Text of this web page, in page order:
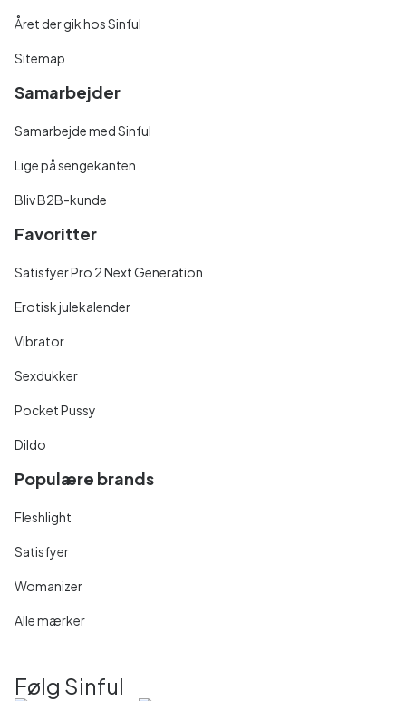
Året der gik hos Sinful
Sitemap
Samarbejder
Samarbejde med Sinful
Lige på sengekanten
Bliv B2B-kunde
Favoritter
Satisfyer Pro 2 Next Generation
Erotisk julekalender
Vibrator
Sexdukker
Pocket Pussy
Dildo
Populære brands
Fleshlight
Satisfyer
Womanizer
Alle mærker
Følg Sinful